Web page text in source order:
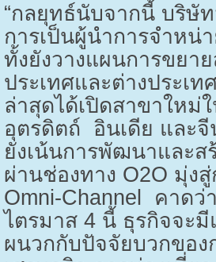
“กลยุทธ์นับจากนี้ บริษัท
การเป็นผู้นำการจำหน่
ทั้งยังวางแผนการขยา
ประเทศและต่างประเท
ล่าสุดได้เปิดสาขาใหม่
อุตรดิตถ์ อินเดีย และ
ยังเน้นการพัฒนาและส
ผ่านช่องทาง O2O มุ่งสู่
Omni-Channel คาดว่
ไตรมาส 4นี้ ธุรกิจจะ
ผนวกกับปัจจัยบวกของ